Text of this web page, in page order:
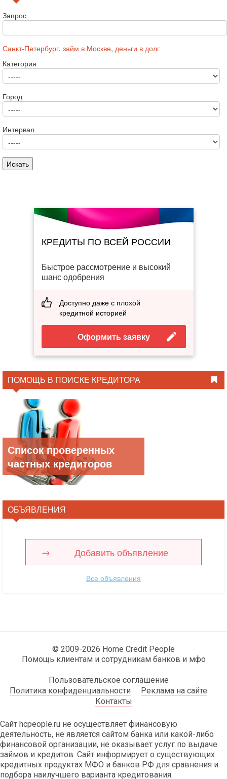
Запрос
Санкт-Петербург, займ в Москве, деньги в долг
Категория
Город
Интервал
КРЕДИТЫ ПО ВСЕЙ РОССИИ
Быстрое рассмотрение и высокий
шанс одобрения
Доступно даже с плохой
кредитной историей
Оформить заявку
ПОМОЩЬ В ПОИСКЕ КРЕДИТОРА
Список проверенных
частных кредиторов
ОБЪЯВЛЕНИЯ
Добавить объявление
Все объявления
© 2009-2026 Home Credit People
Помощь клиентам и сотрудникам банков и мфо
Пользовательское соглашение
Политика конфиденциальности
Реклама на сайте
Контакты
Сайт hcpeople.ru не осуществляет финансовую
деятельность, не является сайтом банка или какой-либо
финансовой организации, не оказывает услуг по выдаче
займов и кредитов. Сайт информирует о существующих
кредитных продуктах МФО и банков РФ для сравнения и
подбора наилучшего варианта кредитования.